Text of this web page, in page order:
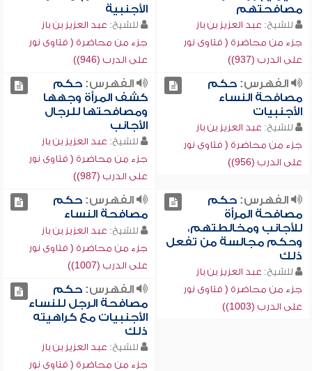
مصافحتهم
للشيخ: عبد العزيز بن باز
جزء من محاضرة ( فتاوى نور
على الدرب (937))
الأجنبية
للشيخ: عبد العزيز بن باز
جزء من محاضرة ( فتاوى نور
على الدرب (946))
الفهرس:حكم
مصافحة النساء
الأجنبيات
للشيخ: عبد العزيز بن باز
جزء من محاضرة ( فتاوى نور
على الدرب (956))
الفهرس:حكم
كشف المرأة وجهها
ومصافحتها للرجال
الأجانب
للشيخ: عبد العزيز بن باز
جزء من محاضرة ( فتاوى نور
على الدرب (987))
الفهرس:حكم
مصافحة المرأة
للأجانب ومخالطتهم،
وحكم مجالسة من تفعل
ذلك
للشيخ: عبد العزيز بن باز
جزء من محاضرة ( فتاوى نور
على الدرب (1003))
الفهرس:حكم
مصافحة النساء
للشيخ: عبد العزيز بن باز
جزء من محاضرة ( فتاوى نور
على الدرب (1007))
الفهرس:حكم
مصافحة الرجل للنساء
الأجنبيات مع كراهيته
ذلك
للشيخ: عبد العزيز بن باز
جزء من محاضرة ( فتاوى نور